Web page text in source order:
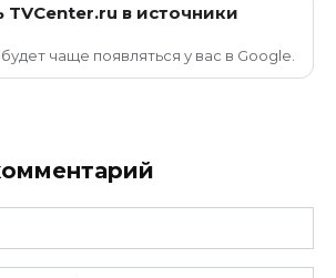
TVCenter.ru в источники
чаще появляться у вас в Google.